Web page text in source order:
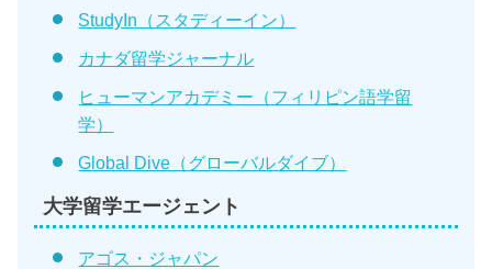
StudyIn（スタディーイン）
カナダ留学ジャーナル
ヒューマンアカデミー（フィリピン語学留
学）
Global Dive（グローバルダイブ）
大学留学エージェント
アゴス・ジャパン